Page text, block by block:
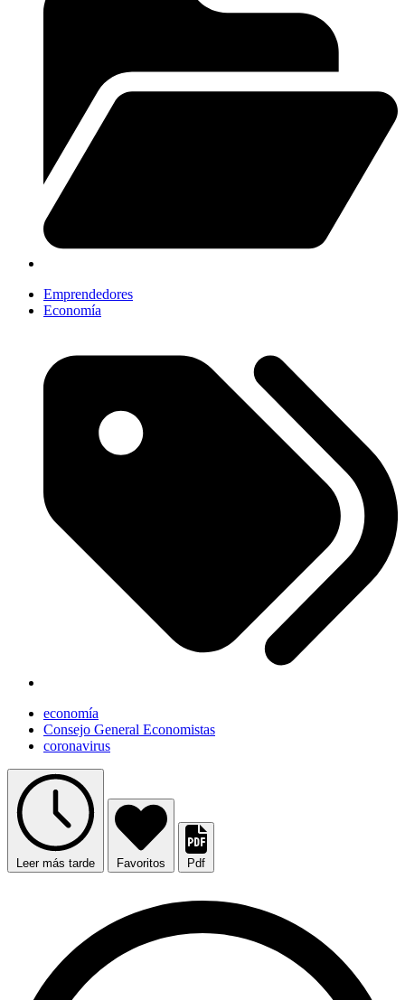
Emprendedores
Economía
economía
Consejo General Economistas
coronavirus
Leer más tarde Favoritos Pdf